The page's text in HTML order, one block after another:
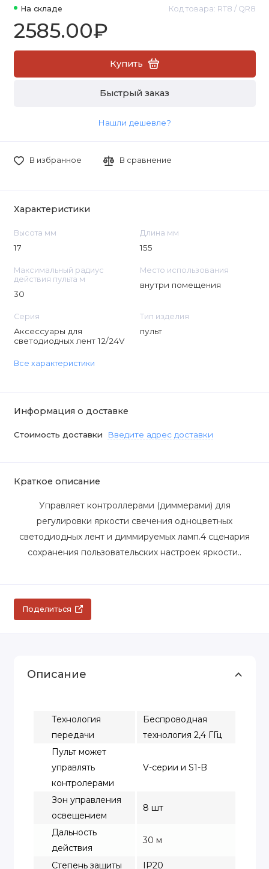
На складе Код товара: RT8 / QR8
2585.00₽
Купить
Быстрый заказ
Нашли дешевле?
В избранное В сравнение
Характеристики
Высота мм
17
Длина мм
155
Максимальный радиус
действия пульта м
30
Место использования
внутри помещения
Серия
Аксессуары для
светодиодных лент 12/24V
Тип изделия
пульт
Все характеристики
Информация о доставке
Стоимость доставки Введите адрес доставки
Краткое описание
Управляет контроллерами (диммерами) для
регулировки яркости свечения одноцветных
светодиодных лент и диммируемых ламп.4 сценария
сохранения пользовательских настроек яркости..
Поделиться
Описание
Технология
передачи
Беспроводная
технология 2,4 ГГц
Пульт может
управлять
контролерами
V-серии и S1-B
Зон управления
освещением
8 шт
Дальность
действия
30 м
Степень защиты IP20